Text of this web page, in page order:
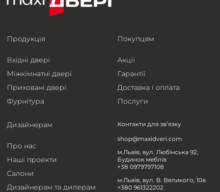
Продукція
Вхідні двері
Міжкімнатні двері
Приховані двері
Фурнітура
Покупцям
Акції
Гарантії
Доставка і оплата
Послуги
Дизайнерам
Про нас
Наші проекти
Салони
Дизайнерам та дилерам
Контакти для зв’язку
shop@maxidveri.com
м.Львів, вул. Любінська 92,
Будинок меблів
+38 0979797108
м.Львів, вул. В. Великого, 10в
+380 961322202